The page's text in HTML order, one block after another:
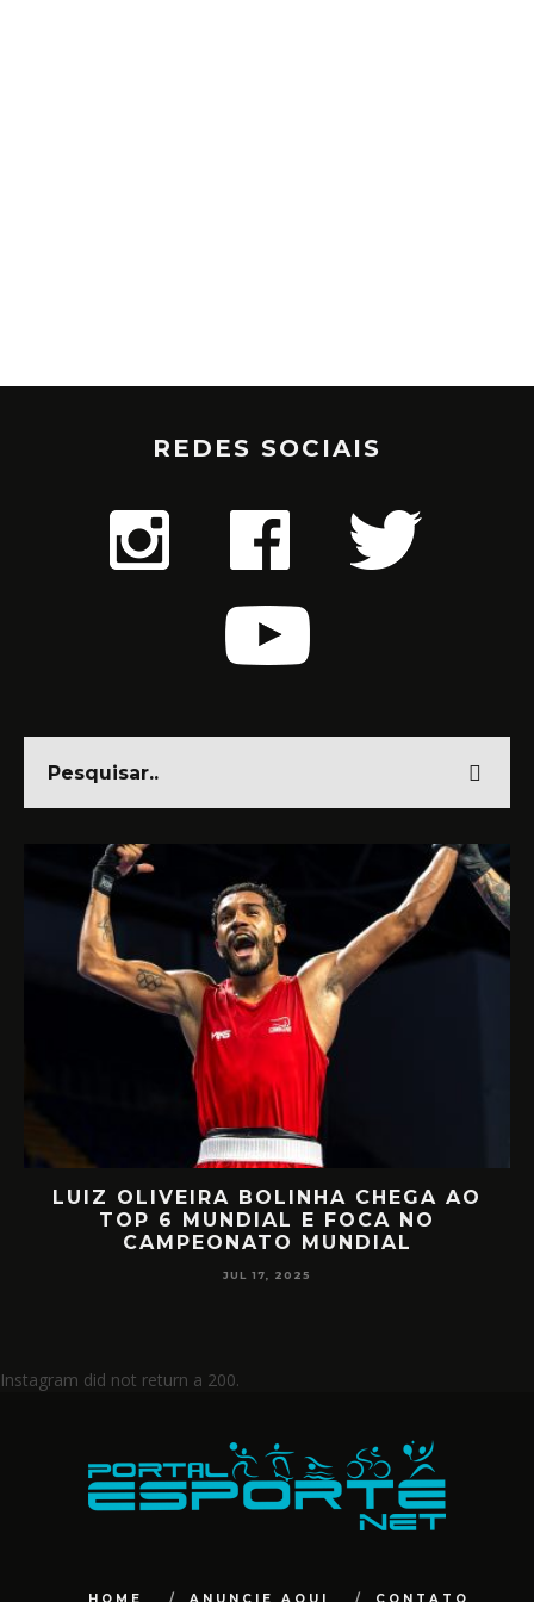
REDES SOCIAIS
AO
RETORNO EM ALTO NÍVEL:
MIILLER E PATTY DIAZ DE
CIRCUITO MUNDIAL
JUL 17, 2025
Instagram did not return a 200.
HOME ANUNCIE AQUI CONTATO